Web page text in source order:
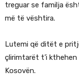
treguar se familja
më të vështira.
Lutemi që ditët e
çlirimtarët t’i
Kosovën.